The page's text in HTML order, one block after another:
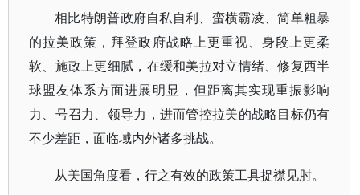
相比特朗普政府自私自利、蛮横霸凌、简单粗暴
的拉美政策，拜登政府战略上更重视、身段上更柔
软、施政上更细腻，在缓和美拉对立情绪、修复西半
球盟友体系方面进展明显，但距离其实现重振影响
力、号召力、领导力，进而管控拉美的战略目标仍有
不少差距，面临域内外诸多挑战。
从美国角度看，行之有效的政策工具捉襟见肘。